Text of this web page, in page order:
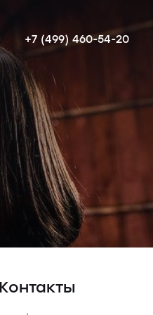
читать далее
+7 (499) 460-54-20
Контакты